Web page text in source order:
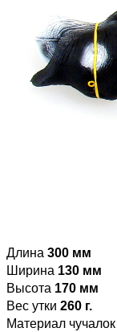
Длина 300 мм
Ширина 130 мм
Высота 170 мм
Вес утки 260 г.
Материал чучалок